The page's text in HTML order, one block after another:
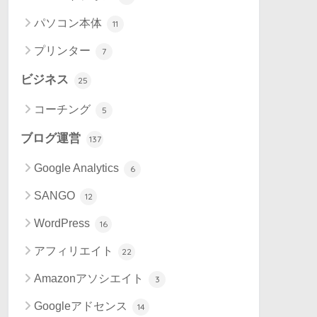
パソコン本体 11
プリンター 7
ビジネス 25
コーチング 5
ブログ運営 137
Google Analytics 6
SANGO 12
WordPress 16
アフィリエイト 22
Amazonアソシエイト 3
Googleアドセンス 14